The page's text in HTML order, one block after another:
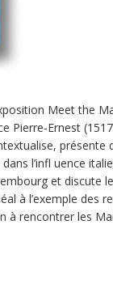
Meet the
Pierre-Ernest
présente
l’infl uence
et discute
à l’exemple des
à rencontrer les